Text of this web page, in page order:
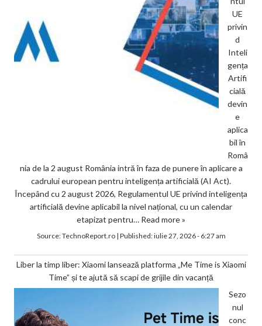
UE
privin
d
Inteli
gența
Artifi
cială
devin
e
aplica
bil în
Româ
nia de la 2 august România intră în faza de punere în aplicare a
cadrului european pentru inteligența artificială (AI Act).
Începând cu 2 august 2026, Regulamentul UE privind inteligența
artificială devine aplicabil la nivel național, cu un calendar
etapizat pentru… Read more »
Source:TechnoReport.ro| Published:iulie 27, 2026 - 6:27 am
Liber la timp liber: Xiaomi lansează platforma „Me Time is Xiaomi
Time” și te ajută să scapi de grijile din vacanță
Sezo
nul
conc